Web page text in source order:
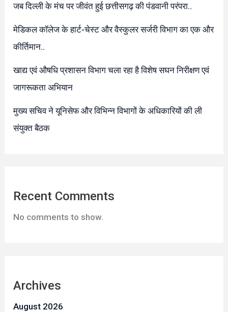
जब दिल्ली के मंच पर जीवंत हुई छत्तीसगढ़ की पंडवानी परंपरा..
​मेडिकल कॉलेज के हार्ट-चेस्ट और वैस्कुलर सर्जरी विभाग का एक और
कीर्तिमान..
खाद्य एवं औषधि प्रशासन विभाग चला रहा है विशेष सघन निरीक्षण एवं
जागरूकता अभियान
मुख्य सचिव ने यूनिसेफ और विभिन्न विभागों के अधिकारियों की ली
संयुक्त बैठक
Recent Comments
No comments to show.
Archives
August 2026